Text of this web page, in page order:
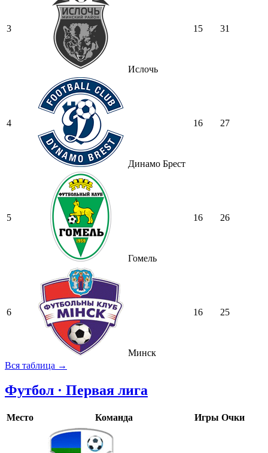
3
Ислочь
15 31
4
Динамо Брест
16 27
5
Гомель
16 26
6
Минск
16 25
Вся таблица →
Футбол · Первая лига
Место Команда Игры Очки